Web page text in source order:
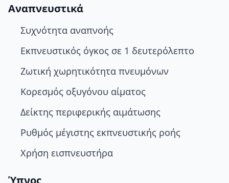
Αναπνευστικά
Συχνότητα αναπνοής
Εκπνευστικός όγκος σε 1 δευτερόλεπτο
Ζωτική χωρητικότητα πνευμόνων
Κορεσμός οξυγόνου αίματος
Δείκτης περιφερικής αιμάτωσης
Ρυθμός μέγιστης εκπνευστικής ροής
Χρήση εισπνευστήρα
Ύπνος